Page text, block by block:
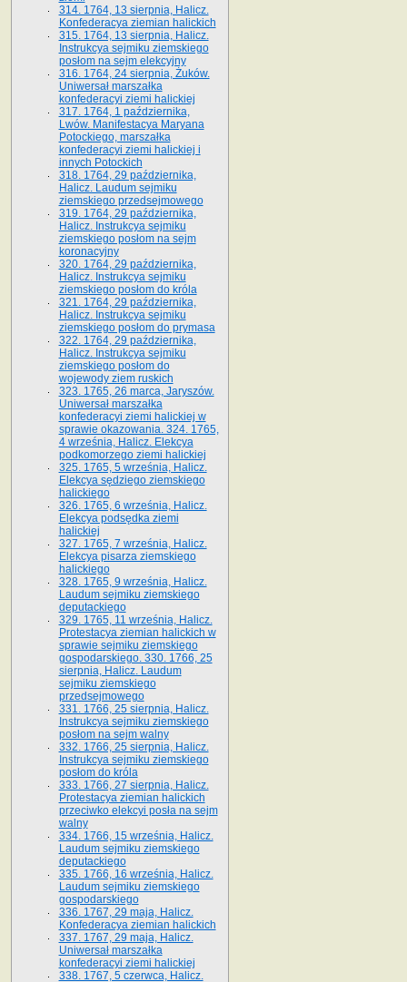
314. 1764, 13 sierpnia, Halicz.
Konfederacya ziemian halickich
315. 1764, 13 sierpnia, Halicz.
Instrukcya sejmiku ziemskiego
posłom na sejm elekcyjny
316. 1764, 24 sierpnia, Żuków.
Uniwersał marszałka
konfederacyi ziemi halickiej
317. 1764, 1 października,
Lwów. Manifestacya Maryana
Potockiego, marszałka
konfederacyi ziemi halickiej i
innych Potockich
318. 1764, 29 października,
Halicz. Laudum sejmiku
ziemskiego przedsejmowego
319. 1764, 29 października,
Halicz. Instrukcya sejmiku
ziemskiego posłom na sejm
koronacyjny
320. 1764, 29 października,
Halicz. Instrukcya sejmiku
ziemskiego posłom do króla
321. 1764, 29 października,
Halicz. Instrukcya sejmiku
ziemskiego posłom do prymasa
322. 1764, 29 października,
Halicz. Instrukcya sejmiku
ziemskiego posłom do
wojewody ziem ruskich
323. 1765, 26 marca, Jaryszów.
Uniwersał marszałka
konfederacyi ziemi halickiej w
sprawie okazowania. 324. 1765,
4 września, Halicz. Elekcya
podkomorzego ziemi halickiej
325. 1765, 5 września, Halicz.
Elekcya sędziego ziemskiego
halickiego
326. 1765, 6 września, Halicz.
Elekcya podsędka ziemi
halickiej
327. 1765, 7 września, Halicz.
Elekcya pisarza ziemskiego
halickiego
328. 1765, 9 września, Halicz.
Laudum sejmiku ziemskiego
deputackiego
329. 1765, 11 września, Halicz.
Protestacya ziemian halickich w
sprawie sejmiku ziemskiego
gospodarskiego. 330. 1766, 25
sierpnia, Halicz. Laudum
sejmiku ziemskiego
przedsejmowego
331. 1766, 25 sierpnia, Halicz.
Instrukcya sejmiku ziemskiego
posłom na sejm walny
332. 1766, 25 sierpnia, Halicz.
Instrukcya sejmiku ziemskiego
posłom do króla
333. 1766, 27 sierpnia, Halicz.
Protestacya ziemian halickich
przeciwko elekcyi posła na sejm
walny
334. 1766, 15 września, Halicz.
Laudum sejmiku ziemskiego
deputackiego
335. 1766, 16 września, Halicz.
Laudum sejmiku ziemskiego
gospodarskiego
336. 1767, 29 maja, Halicz.
Konfederacya ziemian halickich
337. 1767, 29 maja, Halicz.
Uniwersał marszałka
konfederacyi ziemi halickiej
338. 1767, 5 czerwca, Halicz.